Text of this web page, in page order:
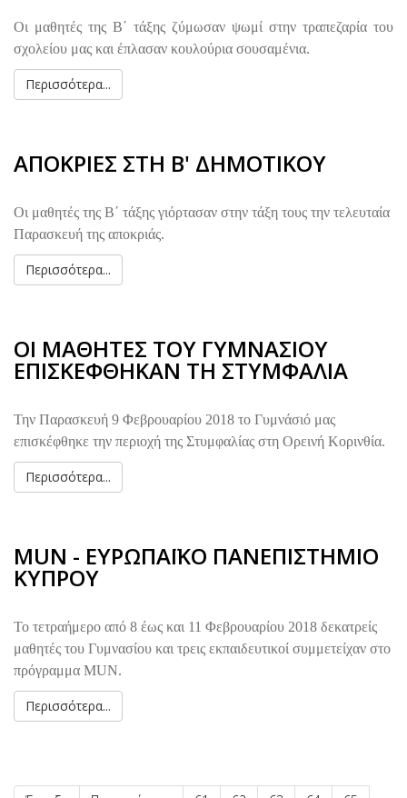
Οι μαθητές της Β΄ τάξης ζύμωσαν ψωμί στην τραπεζαρία του
σχολείου μας και έπλασαν κουλούρια σουσαμένια.
Περισσότερα...
ΑΠΟΚΡΙΕΣ ΣΤΗ Β' ΔΗΜΟΤΙΚΟΥ
Οι μαθητές της Β΄ τάξης γιόρτασαν στην τάξη τους την τελευταία
Παρασκευή της αποκριάς.
Περισσότερα...
ΟΙ ΜΑΘΗΤΕΣ ΤΟΥ ΓΥΜΝΑΣΙΟΥ
ΕΠΙΣΚΕΦΘΗΚΑΝ ΤΗ ΣΤΥΜΦΑΛΙΑ
Την Παρασκευή 9 Φεβρουαρίου 2018 το Γυμνάσιό μας
επισκέφθηκε την περιοχή της Στυμφαλίας στη Ορεινή Κορινθία.
Περισσότερα...
MUN - ΕΥΡΩΠΑΪΚΟ ΠΑΝΕΠΙΣΤΗΜΙΟ
ΚΥΠΡΟΥ
Το τετραήμερο από 8 έως και 11 Φεβρουαρίου 2018 δεκατρείς
μαθητές του Γυμνασίου και τρεις εκπαιδευτικοί συμμετείχαν στο
πρόγραμμα MUN.
Περισσότερα...